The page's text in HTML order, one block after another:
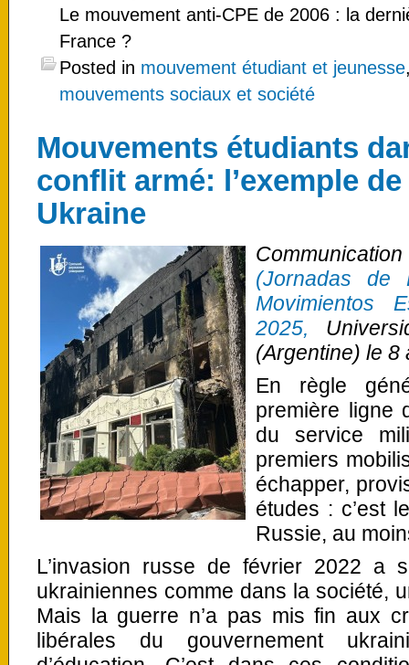
Le mouvement anti-CPE de 2006 : la
France ?
Posted in mouvement étudiant et jeunesse
mouvements sociaux et société
Mouvements étudiants
conflit armé: l’exemple
Ukraine
(Jornadas de
Movimientos
2025,
(Argentine) le 8
En règle
première ligne
du service
premiers
échapper,
études : c’est
Russie, au
L’invasion russe de février 2022 a
ukrainiennes comme dans la société,
Mais la guerre n’a pas mis fin aux
libérales du gouvernement